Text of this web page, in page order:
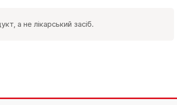
а не лікарський засіб.